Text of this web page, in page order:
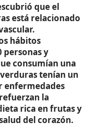
que el
está relacionado
hábitos
personas y
consumían una
tenían un
enfermedades
la
rica en frutas y
del corazón.